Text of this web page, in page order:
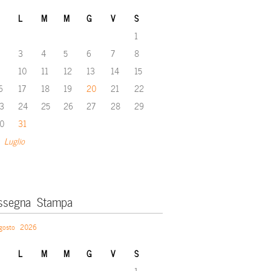
L M M G V S
Luglio
1
3 4 5 6 7
8
10 11 12 13 14
15
17 18 19 20 21
22
24 25 26 27 28
29
31
Stampa
2026
L M M G V S